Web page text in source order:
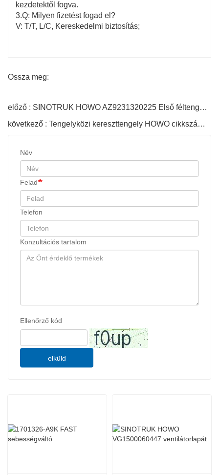
kezdetektől fogva.
3.Q: Milyen fizetést fogad el?
V: T/T, L/C, Kereskedelmi biztosítás;
Ossza meg:
előző : SINOTRUK HOWO AZ9231320225 Első féltengely fogaskerék
következő : Tengelyközi kereszttengely HOWO cikkszámhoz Az9231320223
Név
Felad
Telefon
Konzultációs tartalom
Ellenőrző kód
elküld